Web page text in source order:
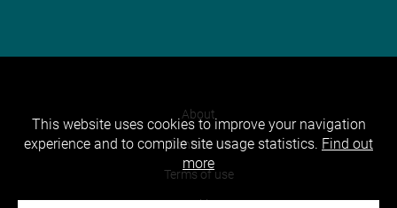
About
Contact Us
Terms of use
Cookies
This website uses cookies to improve your navigation
experience and to compile site usage statistics. Find out
more